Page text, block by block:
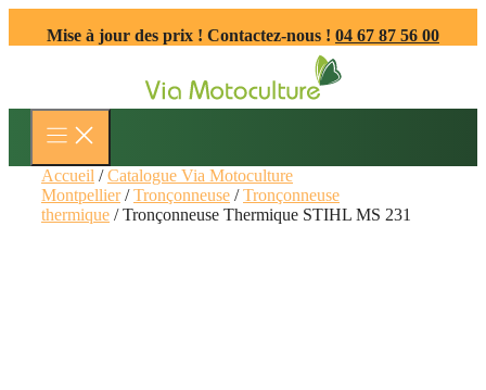
Mise à jour des prix ! Contactez-nous ! 04 67 87 56 00
Accueil /Catalogue Via Motoculture
Montpellier/Tronçonneuse /Tronçonneuse
thermique / Tronçonneuse Thermique STIHL MS 231